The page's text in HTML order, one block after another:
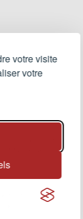
votre visite
votre
Vous pouvez régler
Mastercard,
toutes nos